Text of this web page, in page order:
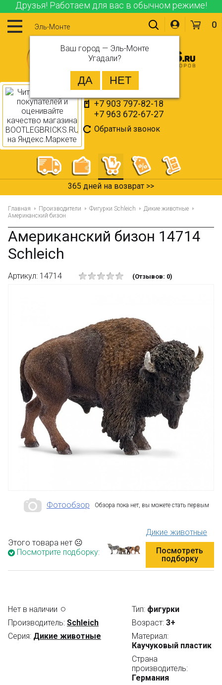
Друзья! Работаем для вас в обычном режиме!
Эль-Монте
Ваш город — Эль-Монте
Угадали?
+7 903 797-82-18
+7 963 672-67-27
Обратный звонок
0
365 дней на возврат >>
Главная Производители Фигурки Schleich
Дикие животные
Американский бизон
Американский бизон 14714
Schleich
Артикул: 14714 (Отзывов: 0)
Фотообзор Обзора пока нет, вы можете стать первым
Этого товара нет ☹
Посмотрите подборку:
Дикие животные
Посмотреть
подборку
Нет в наличии
Производитель: Schleich
Серия: Дикие животные
Тип: фигурки
Возраст: 3+
Материал:
Каучуковый пластик
Страна
производитель:
Германия